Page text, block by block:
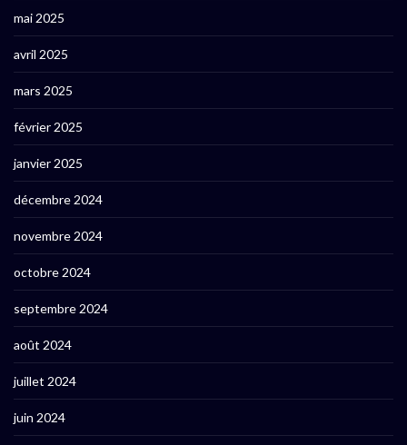
mai 2025
avril 2025
mars 2025
février 2025
janvier 2025
décembre 2024
novembre 2024
octobre 2024
septembre 2024
août 2024
juillet 2024
juin 2024